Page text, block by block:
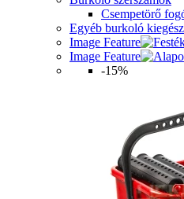
Csempetörő
Egyéb burkoló
Image Feature
Image Feature
-15%